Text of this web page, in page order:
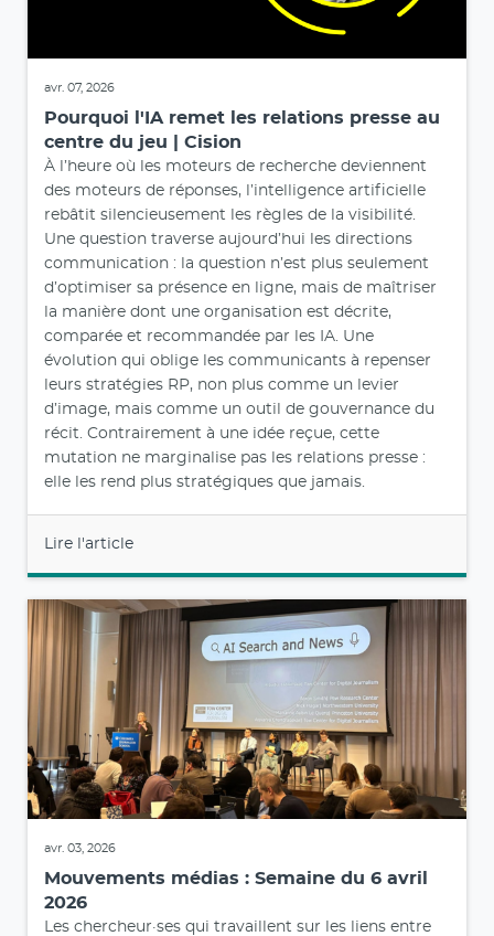
avr. 07, 2026
Pourquoi l'IA remet les relations presse au
centre du jeu | Cision
À l’heure où les moteurs de recherche deviennent
des moteurs de réponses, l’intelligence artificielle
rebâtit silencieusement les règles de la visibilité.
Une question traverse aujourd’hui les directions
communication : la question n’est plus seulement
d’optimiser sa présence en ligne, mais de maîtriser
la manière dont une organisation est décrite,
comparée et recommandée par les IA. Une
évolution qui oblige les communicants à repenser
leurs stratégies RP, non plus comme un levier
d’image, mais comme un outil de gouvernance du
récit. Contrairement à une idée reçue, cette
mutation ne marginalise pas les relations presse :
elle les rend plus stratégiques que jamais.
Lire l'article
avr. 03, 2026
Mouvements médias : Semaine du 6 avril
2026
Les chercheur·ses qui travaillent sur les liens entre